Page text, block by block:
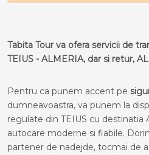
Tabita Tour va ofera servicii de
TEIUS - ALMERIA, dar si retur,
Pentru ca punem accent pe
dumneavoastra, va punem la
regulate din TEIUS cu destinatia
autocare moderne si fiabile.
partener de nadejde, tocmai de